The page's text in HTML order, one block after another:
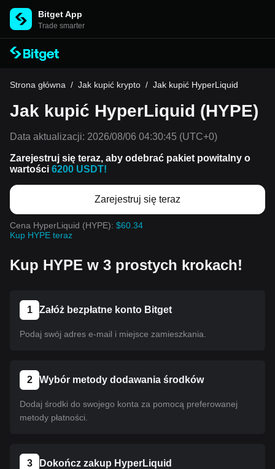
Bitget App
Trade smarter
Strona główna / Jak kupić krypto / Jak kupić HyperLiquid
Jak kupić HyperLiquid (HYPE)
Data aktualizacji: 2026/08/06 04:30:45 (UTC+0)
Zarejestruj się teraz, aby odebrać pakiet powitalny o
wartości 6200 USDT!
Zarejestruj się teraz
Cena HyperLiquid (HYPE): $60.34
Kup HYPE teraz
Kup HYPE w 3 prostych krokach!
1 Załóż bezpłatne konto Bitget
Podaj swój adres e-mail i miejsce zamieszkania.
2 Wybór metody dodawania środków
Dodaj środki do swojego konta za pomocą preferowanej
metody płatności.
3 Dokończ zakup HyperLiquid